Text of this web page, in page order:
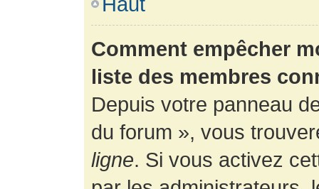
Comment empêcher
liste des membres
Depuis votre panneau
du forum », vous
ligne. Si vous activez